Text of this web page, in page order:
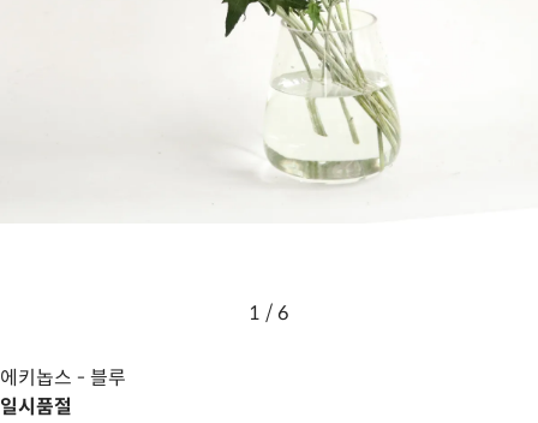
1 /6
에키놉스 - 블루
일시품절